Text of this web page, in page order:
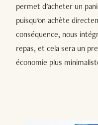
permet d'acheter un
puisqu'on achète
conséquence, nous
repas, et cela sera un
économie plus